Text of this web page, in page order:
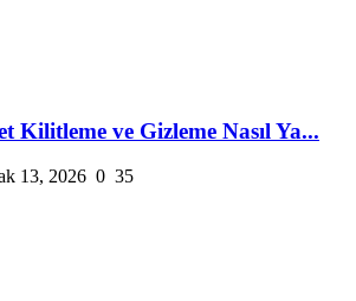
Kilitleme ve Gizleme Nasıl Ya...
13, 2026 0 35